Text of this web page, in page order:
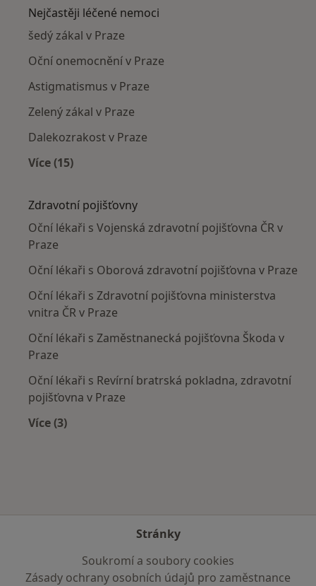
Nejčastěji léčené nemoci
šedý zákal v Praze
Oční onemocnění v Praze
Astigmatismus v Praze
Zelený zákal v Praze
Dalekozrakost v Praze
Více (15)
Zdravotní pojišťovny
Oční lékaři s Vojenská zdravotní pojišťovna ČR v
Praze
Oční lékaři s Oborová zdravotní pojišťovna v Praze
Oční lékaři s Zdravotní pojišťovna ministerstva
vnitra ČR v Praze
Oční lékaři s Zaměstnanecká pojišťovna Škoda v
Praze
Oční lékaři s Revírní bratrská pokladna, zdravotní
pojišťovna v Praze
Více (3)
Stránky
Soukromí a soubory cookies
Zásady ochrany osobních údajů pro zaměstnance